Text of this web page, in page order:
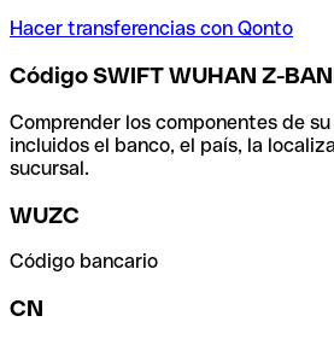
Hacer transferencias con Qonto
Código SWIFT WUHAN Z-
Comprender los componentes de
incluidos el banco, el país, la
sucursal.
WUZC
Código bancario
CN